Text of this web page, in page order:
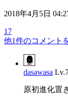
2018年4月5日
17
他1件のコメント
dasawasa
原初進化置